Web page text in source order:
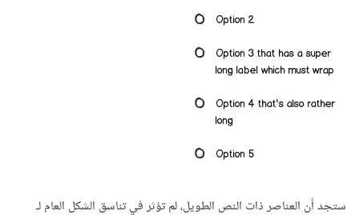
ستجد أن العناصر ذات النص الطويل، لم تؤثر في تناسق الشكل العام لـ